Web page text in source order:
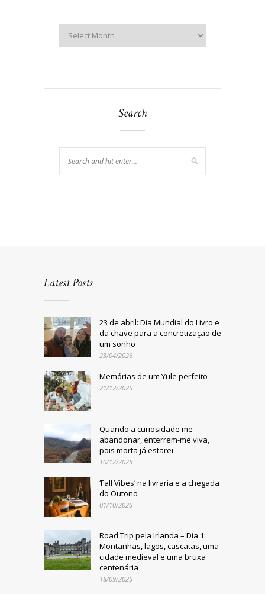
Search
Latest Posts
23 de abril: Dia Mundial do Livro e
da chave para a concretização de
um sonho
23/04/2026
Memórias de um Yule perfeito
21/12/2025
Quando a curiosidade me
abandonar, enterrem-me viva,
pois morta já estarei
10/12/2025
‘Fall Vibes’ na livraria e a chegada
do Outono
01/10/2025
Road Trip pela Irlanda – Dia 1:
Montanhas, lagos, cascatas, uma
cidade medieval e uma bruxa
centenária
18/09/2025